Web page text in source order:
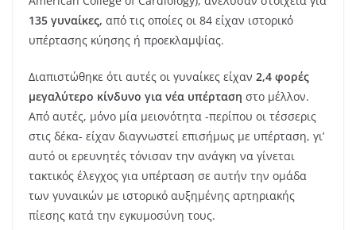
135 γυναίκες, από τις οποίες οι 84 είχαν ιστορικό
υπέρτασης κύησης ή προεκλαμψίας.
Διαπιστώθηκε ότι αυτές οι γυναίκες είχαν 2,4 φορές
μεγαλύτερο κίνδυνο για νέα υπέρταση στο μέλλον.
Από αυτές, μόνο μία μειονότητα -περίπου οι τέσσερις
στις δέκα- είχαν διαγνωστεί επισήμως με υπέρταση, γι’
αυτό οι ερευνητές τόνισαν την ανάγκη να γίνεται
τακτικός έλεγχος για υπέρταση σε αυτήν την ομάδα
των γυναικών με ιστορικό αυξημένης αρτηριακής
πίεσης κατά την εγκυμοσύνη τους.